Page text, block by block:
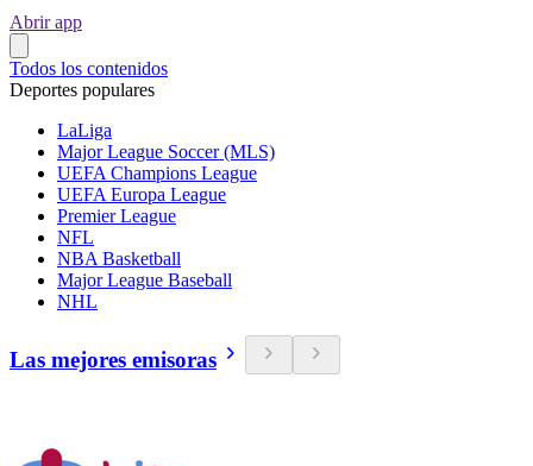
Abrir app
Todos los contenidos
Deportes populares
LaLiga
Major League Soccer (MLS)
UEFA Champions League
UEFA Europa League
Premier League
NFL
NBA Basketball
Major League Baseball
NHL
Las mejores emisoras